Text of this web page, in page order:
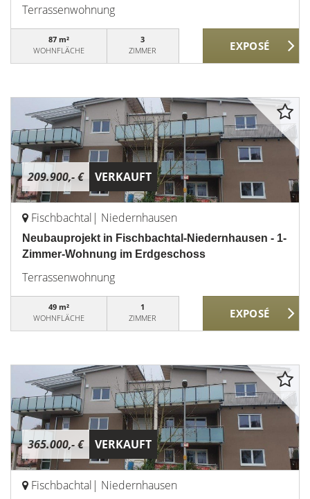
Terrassenwohnung
87 m²
WOHNFLÄCHE
3
ZIMMER
209.900,- € VERKAUFT
Fischbachtal| Niedernhausen
Neubauprojekt in Fischbachtal-Niedernhausen - 1-
Zimmer-Wohnung im Erdgeschoss
Terrassenwohnung
49 m²
WOHNFLÄCHE
1
ZIMMER
365.000,- € VERKAUFT
Fischbachtal| Niedernhausen